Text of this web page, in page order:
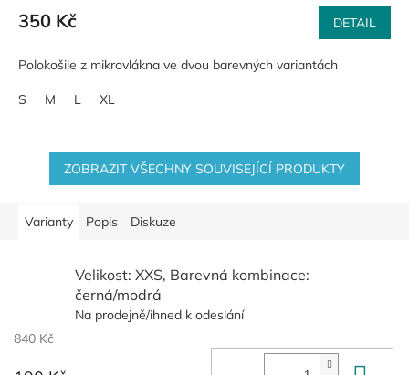
350 Kč DETAIL
Polokošile z mikrovlákna ve dvou barevných variantách
S M L XL
ZOBRAZIT VŠECHNY SOUVISEJÍCÍ PRODUKTY
Varianty Popis Diskuze
Velikost: XXS, Barevná kombinace:
černá/modrá
Na prodejně/ihned k odeslání
840 Kč